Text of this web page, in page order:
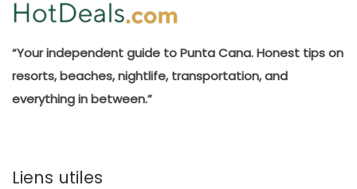
“Your independent guide to Punta Cana. Honest tips on
resorts, beaches, nightlife, transportation, and
everything in between.”
Liens utiles